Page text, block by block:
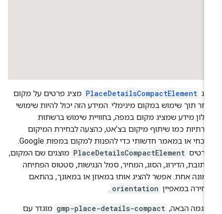
PlaceDetailsCompactElement מציג פרטים על מקום
תוך שימוש במקום מינימלי. המידע הזה יכול להיות שימושי
מידע שמציג מקום במפה, בחוויית שימוש ברשתות
כמו שיתוף מיקום בצ'אט, כהצעה לבחירת המיקום
הנוכחי או במאמר חדשותי כדי להפנות למקום במפות Google.
PlaceDetailsCompactElement מוצגים שם המקום,
הדירוג, הסוג, המחיר, סמל הנגישות, סטטוס הפתיחה
אחת. אפשר להציג אותו במאוזן או במאונך, בהתאם
במאפיין orientation
.
הבאה, gmp-place-details-compact מוגדר עם